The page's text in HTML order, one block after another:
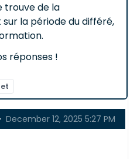
trouve de la
la période du différé,
réponses !
December 12, 2025 5:27 PM